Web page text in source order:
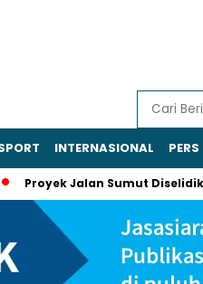
INTERNASIONAL
Jalan Sumut Diselidiki KPK,